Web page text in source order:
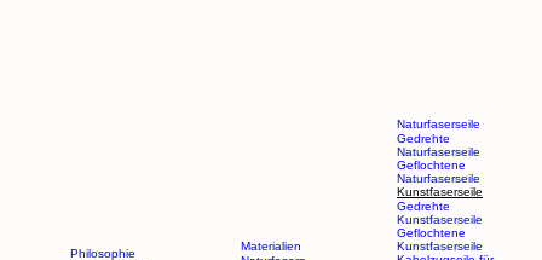
Naturfaserseile
Gedrehte
Naturfaserseile
Geflochtene
Naturfaserseile
Kunstfaserseile
Gedrehte
Kunstfaserseile